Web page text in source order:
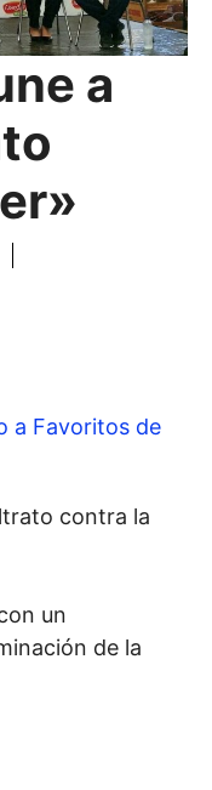
a
a Favoritos de
contra la
un
de la